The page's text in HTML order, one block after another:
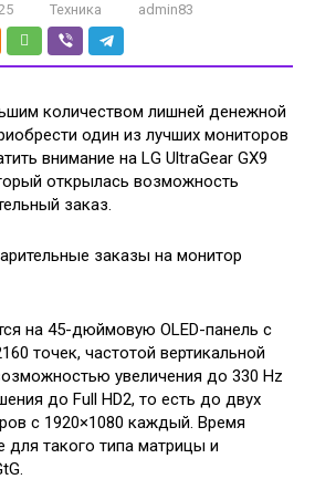
Техника admin83
количеством лишней денежной
один из лучших мониторов
внимание на LG UltraGear GX9
открылась возможность
заказ.
на 45-дюймовую OLED-панель с
точек, частотой вертикальной
увеличения до 330 Hz
до Full HD2, то есть до двух
с 1920×1080 каждый. Время
для такого типа матрицы и